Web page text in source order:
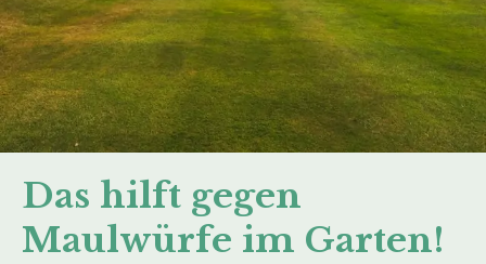
Das hilft gegen
Maulwürfe im Garten!